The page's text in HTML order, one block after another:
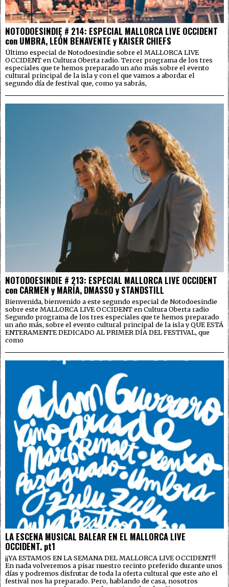
NOTODOESINDIE # 214: ESPECIAL MALLORCA LIVE OCCIDENT
con UMBRA, LEÓN BENAVENTE y KAISER CHIEFS
Último especial de Notodoesindie sobre el MALLORCA LIVE
OCCIDENT en Cultura Oberta radio. Tercer programa de los tres
especiales que te hemos preparado un año más sobre el evento
cultural principal de la isla y con el que vamos a abordar el
segundo día de festival que, como ya sabrás,
NOTODOESINDIE # 213: ESPECIAL MALLORCA LIVE OCCIDENT
con CARMEN y MARÍA, DMASSO y STANDSTILL
Bienvenida, bienvenido a este segundo especial de Notodoesindie
sobre este MALLORCA LIVE OCCIDENT en Cultura Oberta radio
Segundo programa de los tres especiales que te hemos preparado
un año más, sobre el evento cultural principal de la isla y QUE ESTÁ
ENTERAMENTE DEDICADO AL PRIMER DÍA DEL FESTIVAL, que
como
LA ESCENA MUSICAL BALEAR EN EL MALLORCA LIVE
OCCIDENT. pt1
¡¡YA ESTAMOS EN LA SEMANA DEL MALLORCA LIVE OCCIDENT!!
En nada volveremos a pisar nuestro recinto preferido durante unos
días y podremos disfrutar de toda la oferta cultural que este año el
festival nos ha preparado. Pero, hablando de casa, nosotros